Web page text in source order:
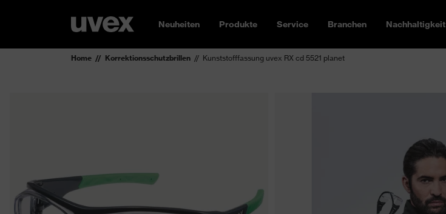
Neuheiten Produkte Service Branchen Nachhaltigkeit
Home Korrektionsschutzbrillen Kunststofffassung uvex RX cd 5521 planet